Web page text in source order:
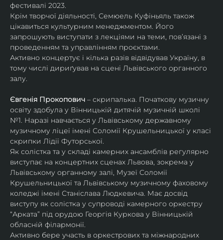
фестивалі 2023.
Крім творчої діяльності, Семюель Куфіньяль також
цікавиться культурним менеджментом. Його
запрошують виступати з лекціями на теми, пов’язані з
проведенням та управлінням проєктами.
Активно концертує і кілька разів відвідував Україну, в
тому числі дириґував на сцені Львівського органного
залу.
Євгенія Прокопович – скрипалька. Початкову музичну
освіту здобула у Вінницькій дитячій музичній школі
№1. Наразі навчається у Львівському державному
музичному ліцеї імені Соломії Крушельницької у класі
скрипки Лідії Футорської.
Як солістка та у складі камерних ансамблів регулярно
виступає на концертних сценах Львова, зокрема у
Львівському органному залі, Музеї Соломії
Крушельницької та Львівському музичному фаховому
коледжі імені Станіслава Людкевича. Має досвід
виступу як солістка у супроводі камерного оркестру
“Арката” під орудою Георгія Куркова у Вінницькій
обласній філармонії.
Активно бере участь в оркестрових та міжнародних